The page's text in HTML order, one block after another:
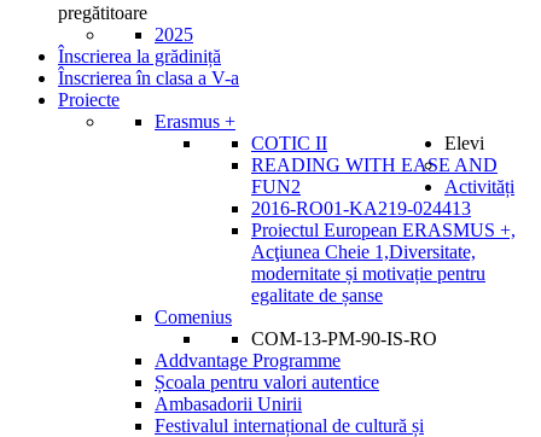
pregătitoare
2025
Înscrierea la grădiniță
Înscrierea în clasa a V-a
Proiecte
Erasmus +
COTIC II
READING WITH EASE AND
FUN2
2016-RO01-KA219-024413
Proiectul European ERASMUS +,
Acţiunea Cheie 1,Diversitate,
modernitate și motivație pentru
egalitate de șanse
Comenius
COM-13-PM-90-IS-RO
Addvantage Programme
Școala pentru valori autentice
Ambasadorii Unirii
Festivalul internațional de cultură și
Elevi
Activități